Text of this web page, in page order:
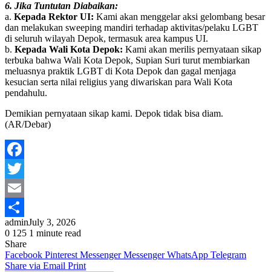
6. Jika Tuntutan Diabaikan:
a. Kepada Rektor UI: Kami akan menggelar aksi gelombang besar
dan melakukan sweeping mandiri terhadap aktivitas/pelaku LGBT
di seluruh wilayah Depok, termasuk area kampus UI.
b. Kepada Wali Kota Depok: Kami akan merilis pernyataan sikap
terbuka bahwa Wali Kota Depok, Supian Suri turut membiarkan
meluasnya praktik LGBT di Kota Depok dan gagal menjaga
kesucian serta nilai religius yang diwariskan para Wali Kota
pendahulu.
Demikian pernyataan sikap kami. Depok tidak bisa diam.
(AR/Debar)
Facebook
Twitter
Email
Share
adminJuly 3, 2026
0 125 1 minute read
Share
Facebook Pinterest Messenger Messenger WhatsApp Telegram
Share via Email Print